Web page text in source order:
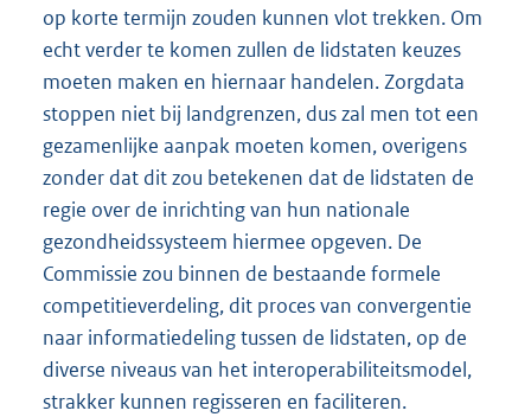
op korte termijn zouden kunnen vlot trekken. Om
echt verder te komen zullen de lidstaten keuzes
moeten maken en hiernaar handelen. Zorgdata
stoppen niet bij landgrenzen, dus zal men tot een
gezamenlijke aanpak moeten komen, overigens
zonder dat dit zou betekenen dat de lidstaten de
regie over de inrichting van hun nationale
gezondheidssysteem hiermee opgeven. De
Commissie zou binnen de bestaande formele
competitieverdeling, dit proces van convergentie
naar informatiedeling tussen de lidstaten, op de
diverse niveaus van het interoperabiliteitsmodel,
strakker kunnen regisseren en faciliteren.